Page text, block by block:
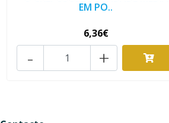
EM PO..
6,36€
+
-